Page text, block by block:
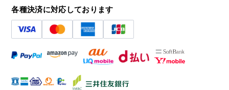
各種決済に対応しております